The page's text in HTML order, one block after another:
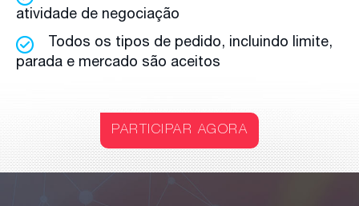
atividade de negociação
Todos os tipos de pedido, incluindo limite,
parada e mercado são aceitos
PARTICIPAR AGORA